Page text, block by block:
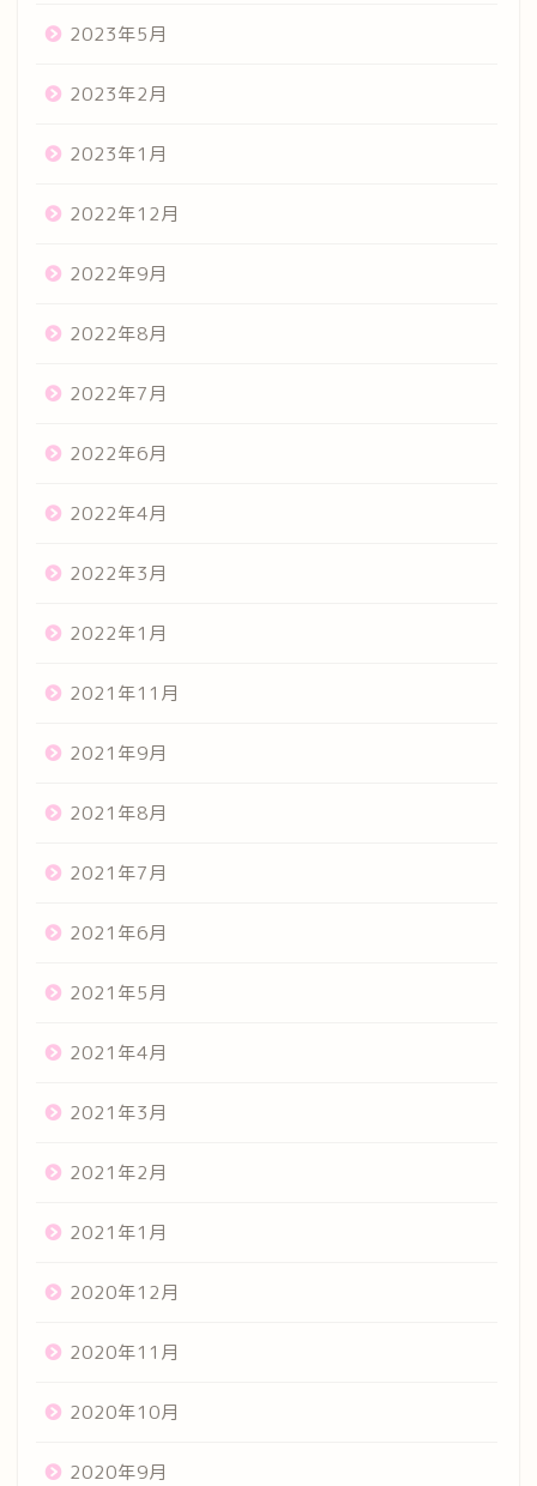
2023年5月
2023年2月
2023年1月
2022年12月
2022年9月
2022年8月
2022年7月
2022年6月
2022年4月
2022年3月
2022年1月
2021年11月
2021年9月
2021年8月
2021年7月
2021年6月
2021年5月
2021年4月
2021年3月
2021年2月
2021年1月
2020年12月
2020年11月
2020年10月
2020年9月